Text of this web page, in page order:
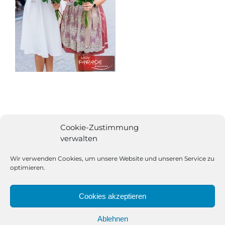
Cookie-Zustimmung
verwalten
Wir verwenden Cookies, um unsere Website und unseren Service zu
optimieren.
Cookies akzeptieren
Ablehnen